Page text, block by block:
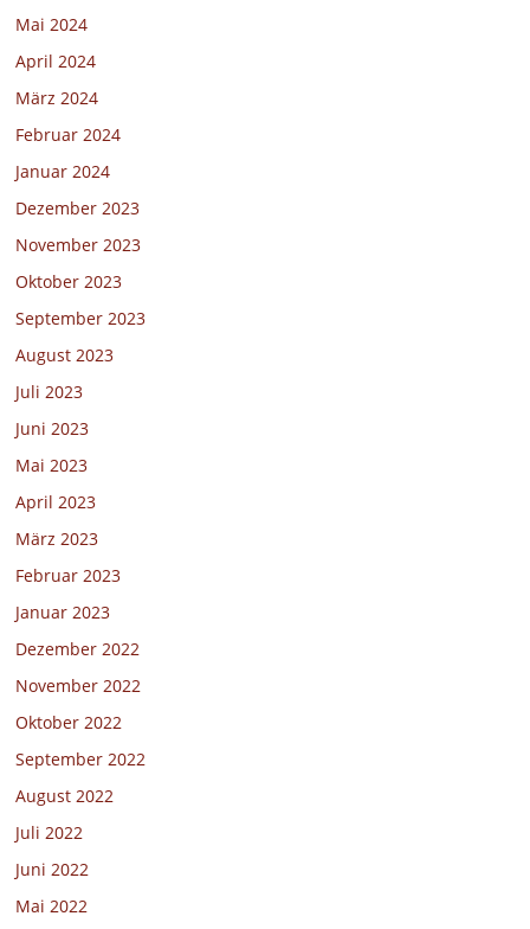
Mai 2024
April 2024
März 2024
Februar 2024
Januar 2024
Dezember 2023
November 2023
Oktober 2023
September 2023
August 2023
Juli 2023
Juni 2023
Mai 2023
April 2023
März 2023
Februar 2023
Januar 2023
Dezember 2022
November 2022
Oktober 2022
September 2022
August 2022
Juli 2022
Juni 2022
Mai 2022